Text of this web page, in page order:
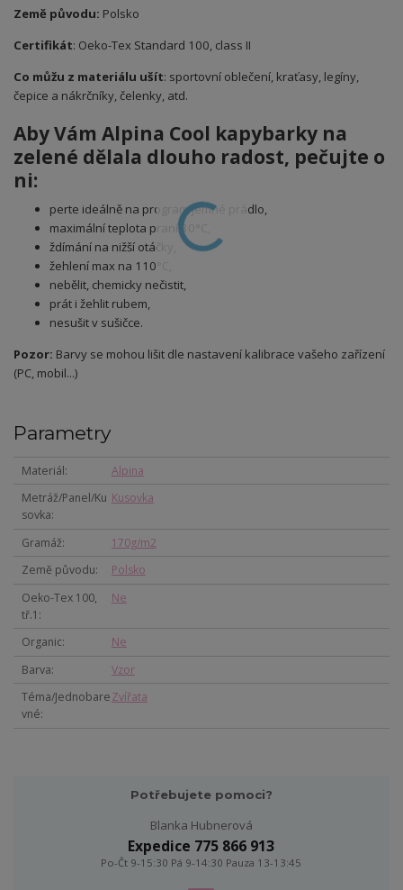
Země původu: Polsko
Certifikát: Oeko-Tex Standard 100, class II
Co můžu z materiálu ušít: sportovní oblečení, kraťasy, legíny,
čepice a nákrčníky, čelenky, atd.
Aby Vám Alpina Cool kapybarky na
zelené dělala dlouho radost, pečujte o
ni:
perte ideálně na program jemné prádlo,
maximální teplota praní 30°C,
ždímání na nižší otáčky,
žehlení max na 110°C,
nebělit, chemicky nečistit,
prát i žehlit rubem,
nesušit v sušičce.
Pozor: Barvy se mohou lišit dle nastavení kalibrace vašeho zařízení
(PC, mobil...)
Parametry
Materiál
Alpina
Metráž/Panel/Ku
sovka
Kusovka
Gramáž
170g/m2
Země původu
Polsko
Oeko-Tex 100,
tř.1
Ne
Organic
Ne
Barva
Vzor
Téma/Jednobare
vné
Zvířata
Potřebujete pomoci?
Blanka Hubnerová
Expedice 775 866 913
Po-Čt 9-15:30 Pá 9-14:30 Pauza 13-13:45